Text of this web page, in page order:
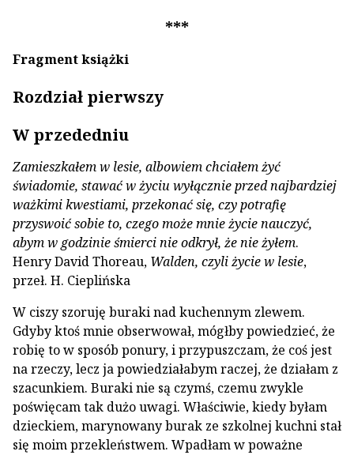
***
Fragment książki
Rozdział pierwszy
W przededniu
Zamieszkałem w lesie, albowiem chciałem żyć
świadomie, stawać w życiu wyłącznie przed najbardziej
ważkimi kwestiami, przekonać się, czy potrafię
przyswoić sobie to, czego może mnie życie nauczyć,
abym w godzinie śmierci nie odkrył, że nie żyłem.
Henry David Thoreau, Walden, czyli życie w lesie,
przeł. H. Cieplińska
W ciszy szoruję buraki nad kuchennym zlewem.
Gdyby ktoś mnie obserwował, mógłby powiedzieć, że
robię to w sposób ponury, i przypuszczam, że coś jest
na rzeczy, lecz ja powiedziałabym raczej, że działam z
szacunkiem. Buraki nie są czymś, czemu zwykle
poświęcam tak dużo uwagi. Właściwie, kiedy byłam
dzieckiem, marynowany burak ze szkolnej kuchni stał
się moim przekleństwem. Wpadłam w poważne